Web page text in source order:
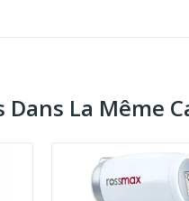
La Même